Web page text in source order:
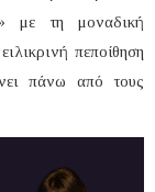
με τη μοναδική
πεποίθηση
πάνω από τους